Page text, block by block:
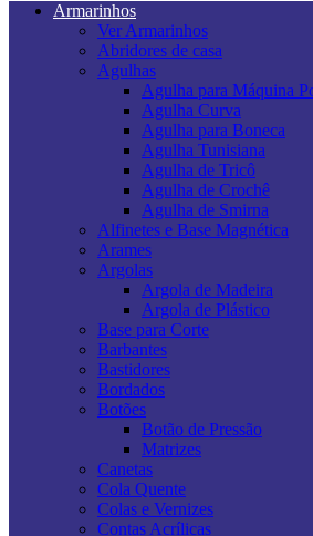
Armarinhos
Ver Armarinhos
Abridores de casa
Agulhas
Agulha para Máquina
Agulha Curva
Agulha para Boneca
Agulha Tunisiana
Agulha de Tricô
Agulha de Crochê
Agulha de Smirna
Alfinetes e Base Magnética
Arames
Argolas
Argola de Madeira
Argola de Plástico
Base para Corte
Barbantes
Bastidores
Bordados
Botões
Botão de Pressão
Matrizes
Canetas
Cola Quente
Colas e Vernizes
Contas Acrílicas